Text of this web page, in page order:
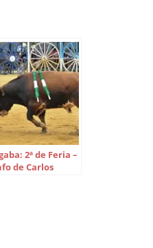
el privilegio de ser una de…
2ª de Feria –
de Carlos